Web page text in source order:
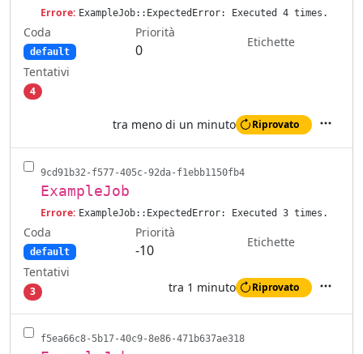
Errore: ExampleJob::ExpectedError: Executed 4 times.
Coda
default
Priorità
0
Etichette
Tentativi
4
tra meno di un minuto Riprovato
9cd91b32-f577-405c-92da-f1ebb1150fb4
ExampleJob
Errore: ExampleJob::ExpectedError: Executed 3 times.
Coda
default
Priorità
-10
Etichette
Tentativi
3 tra 1 minuto Riprovato
f5ea66c8-5b17-40c9-8e86-471b637ae318